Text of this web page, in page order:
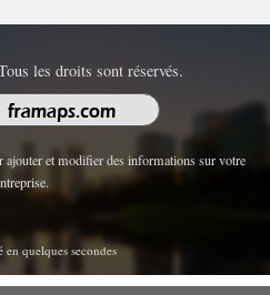
les droits sont réservés.
ajouter et modifier des informations sur votre
quelques secondes